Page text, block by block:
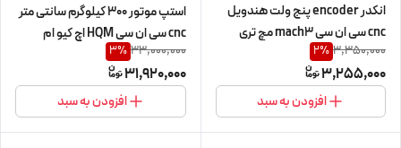
انکدر encoder پنج ولت هندویل
cnc سی ان سی mach3 مچ تری
handwheel
3,350,000
2%
3,255,000
افزودن به سبد
استپ موتور 300 کیلوگرم سانتی متر
cnc سی ان سی HQM اچ کیو ام
33,000,000
3%
31,920,000
افزودن به سبد